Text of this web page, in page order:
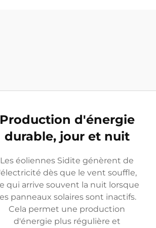
Production d'énergie
durable, jour et nuit
Les éoliennes Sidite génèrent de
dès que le vent souffle,
qui arrive souvent la nuit lorsque
panneaux solaires sont inactifs.
Cela permet une production
d'énergie plus régulière et